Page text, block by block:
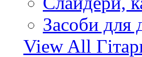
Засоби для
View All